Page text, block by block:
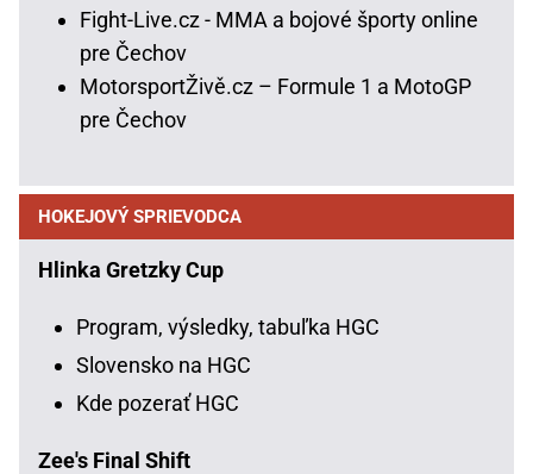
Fight-Live.cz - MMA a bojové športy online
pre Čechov
MotorsportŽivě.cz – Formule 1 a MotoGP
pre Čechov
HOKEJOVÝ SPRIEVODCA
Hlinka Gretzky Cup
Program, výsledky, tabuľka HGC
Slovensko na HGC
Kde pozerať HGC
Zee's Final Shift